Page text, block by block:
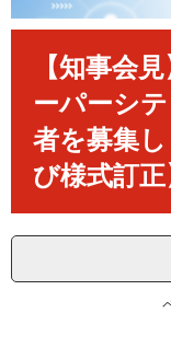
【知事会
ーパーシ
者を募集
び様式訂正